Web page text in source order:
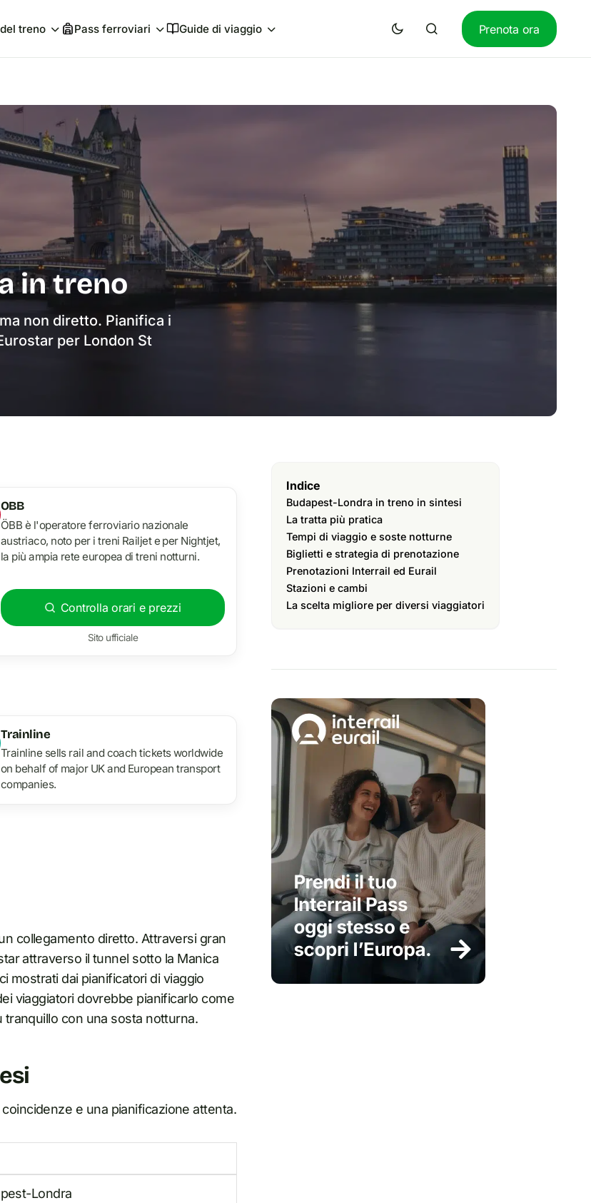
treno Pass ferroviari Guide di viaggio Prenota ora
in treno
non diretto. Pianifica i
per London St
OBB
ÖBB è l'operatore ferroviario nazionale
austriaco, noto per i treni Railjet e per Nightjet,
la più ampia rete europea di treni notturni.
Controlla orari e prezzi
Sito ufficiale
Trainline
Trainline sells rail and coach tickets worldwide
on behalf of major UK and European transport
companies.
collegamento diretto. Attraversi gran
attraverso il tunnel sotto la Manica
mostrati dai pianificatori di viaggio
viaggiatori dovrebbe pianificarlo come
con una sosta notturna.
e una pianificazione attenta.
Londra
Indice
Budapest-Londra in treno in sintesi
La tratta più pratica
Tempi di viaggio e soste notturne
Biglietti e strategia di prenotazione
Prenotazioni Interrail ed Eurail
Stazioni e cambi
La scelta migliore per diversi viaggiatori